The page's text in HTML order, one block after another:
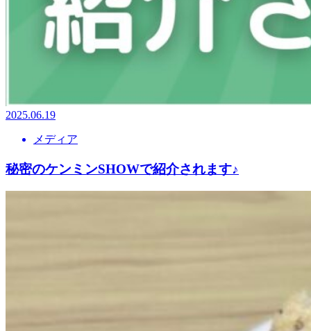
2025.06.19
メディア
秘密のケンミンSHOWで紹介されます♪